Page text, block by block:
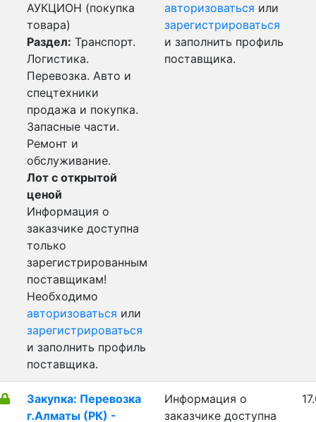
АУКЦИОН (покупка
товара)
Раздел: Транспорт.
Логистика.
Перевозка. Авто и
спецтехники
продажа и покупка.
Запасные части.
Ремонт и
обслуживание.
Лот с открытой
ценой
Информация о
заказчике доступна
только
зарегистрированным
поставщикам!
Необходимо
авторизоваться или
зарегистрироваться
и заполнить профиль
поставщика.
авторизоваться или
зарегистрироваться
и заполнить профиль
поставщика.
Закупка: Перевозка
г.Алматы (РК) -
Информация о
заказчике доступна